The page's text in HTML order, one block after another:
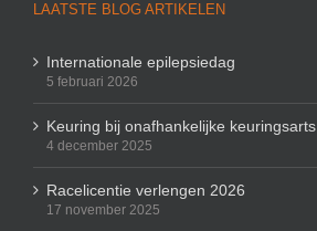
LAATSTE BLOG ARTIKELEN
Internationale epilepsiedag
5 februari 2026
Keuring bij onafhankelijke keuringsarts
4 december 2025
Racelicentie verlengen 2026
17 november 2025